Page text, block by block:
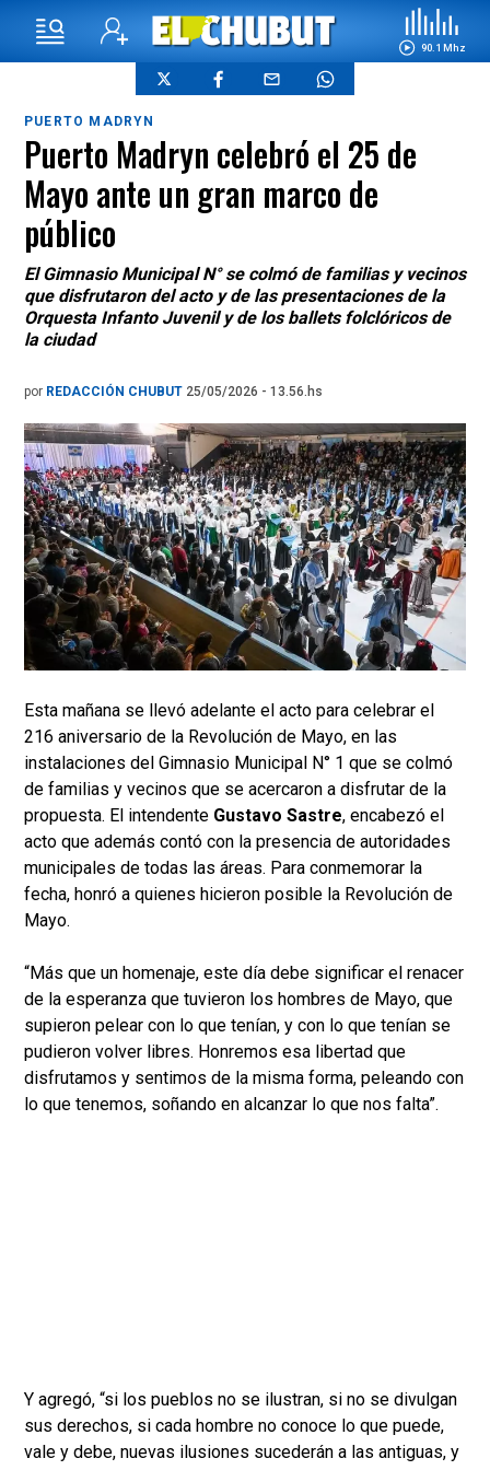
90.1 Mhz
PUERTO MADRYN
Puerto Madryn celebró el 25 de
Mayo ante un gran marco de
público
El Gimnasio Municipal N° se colmó de familias y vecinos
que disfrutaron del acto y de las presentaciones de la
Orquesta Infanto Juvenil y de los ballets folclóricos de
la ciudad
por REDACCIÓN CHUBUT 25/05/2026 - 13.56.hs
Esta mañana se llevó adelante el acto para celebrar el
216 aniversario de la Revolución de Mayo, en las
instalaciones del Gimnasio Municipal N° 1 que se colmó
de familias y vecinos que se acercaron a disfrutar de la
propuesta. El intendente Gustavo Sastre, encabezó el
acto que además contó con la presencia de autoridades
municipales de todas las áreas. Para conmemorar la
fecha, honró a quienes hicieron posible la Revolución de
Mayo.
“Más que un homenaje, este día debe significar el renacer
de la esperanza que tuvieron los hombres de Mayo, que
supieron pelear con lo que tenían, y con lo que tenían se
pudieron volver libres. Honremos esa libertad que
disfrutamos y sentimos de la misma forma, peleando con
lo que tenemos, soñando en alcanzar lo que nos falta”.
Y agregó, “si los pueblos no se ilustran, si no se divulgan
sus derechos, si cada hombre no conoce lo que puede,
vale y debe, nuevas ilusiones sucederán a las antiguas, y